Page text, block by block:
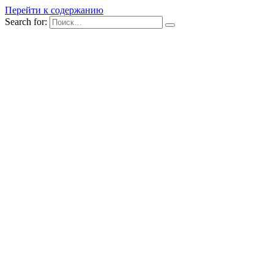
Перейти к содержанию
Search for: